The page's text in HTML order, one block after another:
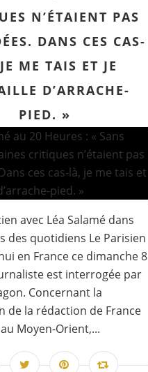
N’ÉTAIENT PAS
DANS CES CAS-
ME TAIS ET JE
D’ARRACHE-
PIED. »
avec Léa Salamé dans
des quotidiens Le Parisien
en France ce dimanche 8
est interrogée par
Concernant la
de la rédaction de France
Moyen-Orient,...